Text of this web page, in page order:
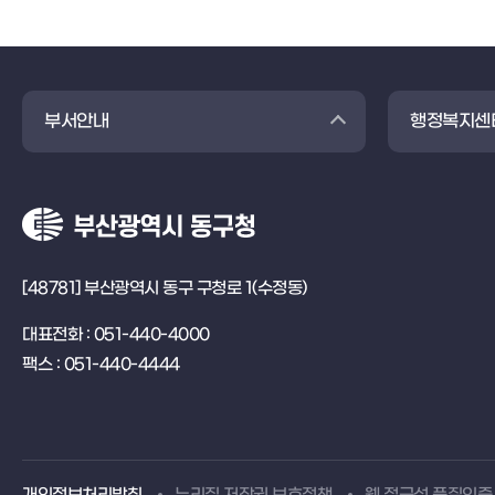
부서안내 행정복지센
[48781] 부산광역시 동구 구청로 1(수정동)
대표전화 : 051-440-4000
팩스 : 051-440-4444